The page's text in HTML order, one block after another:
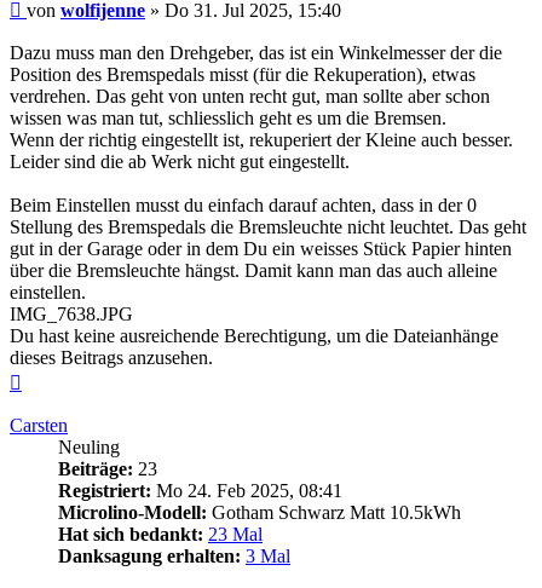
Beitrag
von wolfijenne » Do 31. Jul 2025, 15:40
Dazu muss man den Drehgeber, das ist ein Winkelmesser der die
Position des Bremspedals misst (für die Rekuperation), etwas
verdrehen. Das geht von unten recht gut, man sollte aber schon
wissen was man tut, schliesslich geht es um die Bremsen.
Wenn der richtig eingestellt ist, rekuperiert der Kleine auch besser.
Leider sind die ab Werk nicht gut eingestellt.
Beim Einstellen musst du einfach darauf achten, dass in der 0
Stellung des Bremspedals die Bremsleuchte nicht leuchtet. Das geht
gut in der Garage oder in dem Du ein weisses Stück Papier hinten
über die Bremsleuchte hängst. Damit kann man das auch alleine
einstellen.
IMG_7638.JPG
Du hast keine ausreichende Berechtigung, um die Dateianhänge
dieses Beitrags anzusehen.
Carsten
Neuling
Beiträge: 23
Registriert: Mo 24. Feb 2025, 08:41
Microlino-Modell: Gotham Schwarz Matt 10.5kWh
Hat sich bedankt: 23 Mal
Danksagung erhalten: 3 Mal